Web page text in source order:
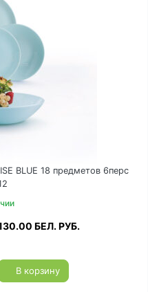
BLUE 18 предметов 6перс
БЕЛ. РУБ.
В корзину